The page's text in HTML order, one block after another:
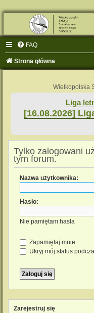
FAQ
Strona główna
Wielkopolska
Liga
[16.08.2026]
Tylko zalogowani
tym forum.
Nazwa użytkownika:
Hasło:
Nie pamiętam hasła
Zapamiętaj mnie
Ukryj mój status
Zarejestruj się